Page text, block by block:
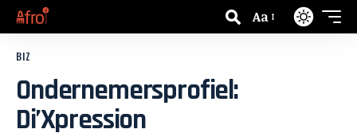
Aa
BIZ
Ondernemersprofiel:
Di’Xpression